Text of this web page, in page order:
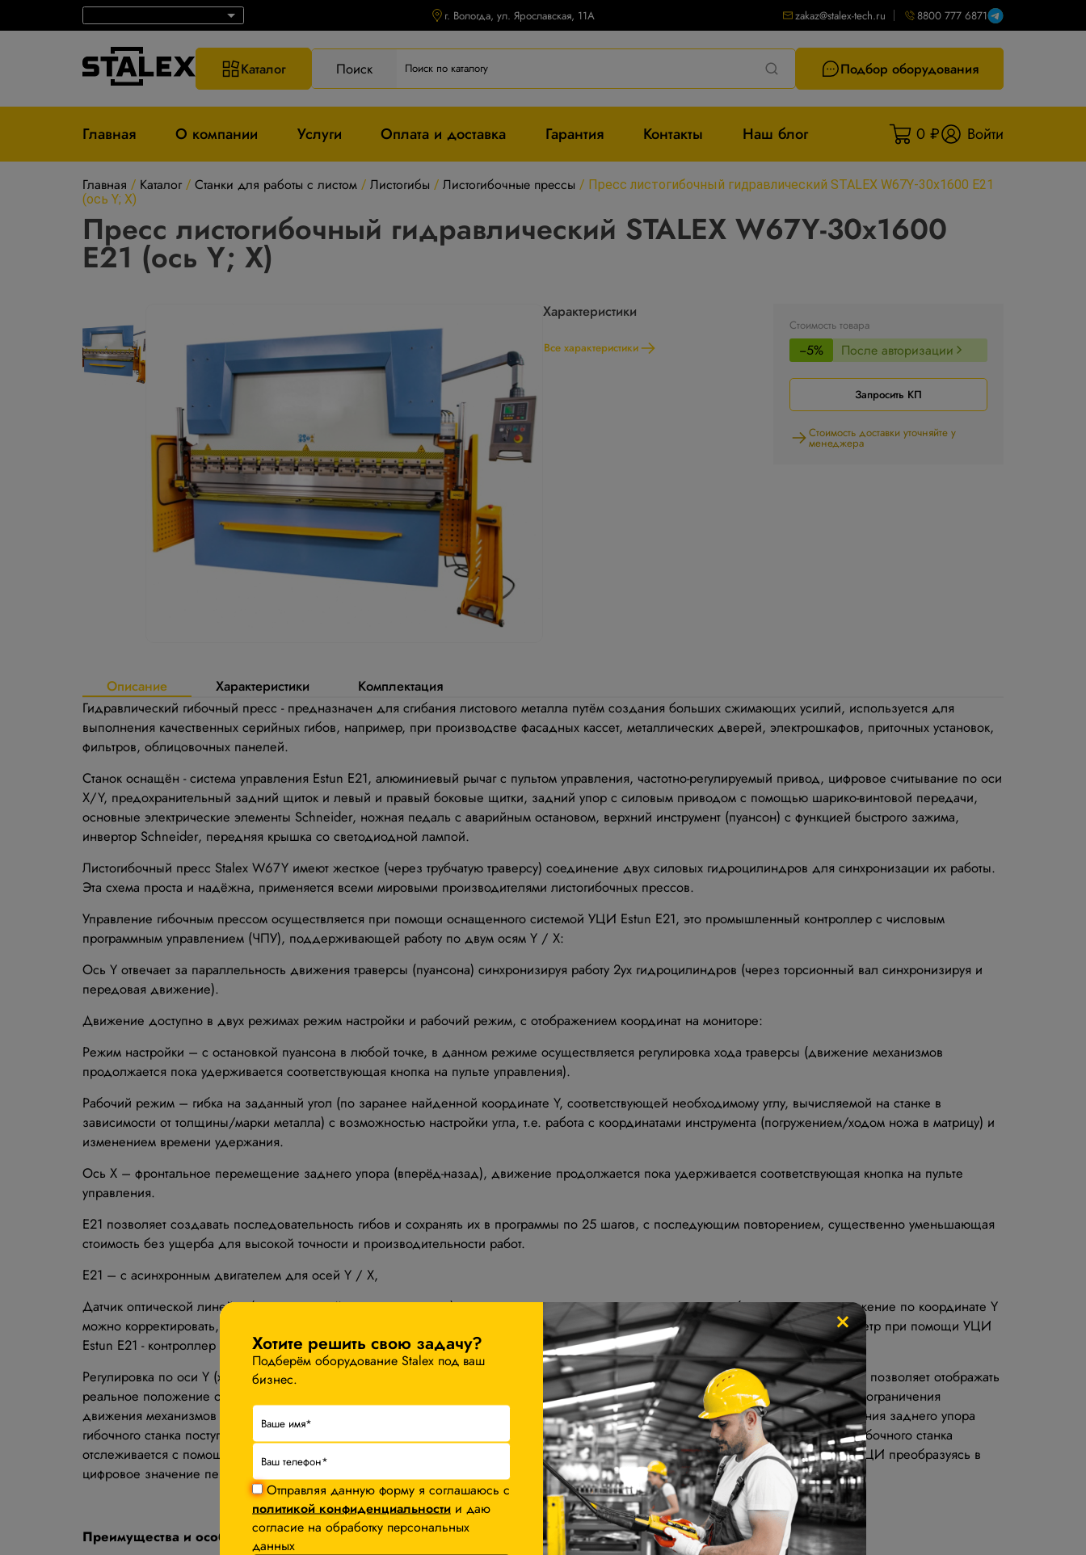
г. Вологда, ул. Ярославская, 11А zakaz@stalex-tech.ru 8800 777 6871
Каталог Поиск Подбор оборудования
Главная О компании Услуги Оплата и доставка Гарантия Контакты Наш блог 0 ₽ Войти
Главная / Каталог / Станки для работы с листом / Листогибы / Листогибочные прессы / Пресс листогибочный гидравлический STALEX W67Y-30x1600 Е21
(ось Y; X)
Пресс листогибочный гидравлический STALEX W67Y-30x1600
Е21 (ось Y; X)
Характеристики
Все характеристики
Стоимость товара
−5% После авторизации
Запросить КП
Стоимость доставки уточняйте у
менеджера
Описание Характеристики
Комплектация
Гидравлический гибочный пресс - предназначен для сгибания листового металла путём создания больших сжимающих усилий, используется для
выполнения качественных серийных гибов, например, при производстве фасадных кассет, металлических дверей, электрошкафов, приточных установок,
фильтров, облицовочных панелей.
Станок оснащён - система управления Estun E21, алюминиевый рычаг с пультом управления, частотно-регулируемый привод, цифровое считывание по оси
X/Y, предохранительный задний щиток и левый и правый боковые щитки, задний упор с силовым приводом с помощью шарико-винтовой передачи,
основные электрические элементы Schneider, ножная педаль с аварийным остановом, верхний инструмент (пуансон) с функцией быстрого зажима,
инвертор Schneider, передняя крышка со светодиодной лампой.
Листогибочный пресс Stalex W67Y имеют жесткое (через трубчатую траверсу) соединение двух силовых гидроцилиндров для синхронизации их работы.
Эта схема проста и надёжна, применяется всеми мировыми производителями листогибочных прессов.
Управление гибочным прессом осуществляется при помощи оснащенного системой УЦИ Estun Е21, это промышленный контроллер с числовым
программным управлением (ЧПУ), поддерживающей работу по двум осям Y / Х:
Ось Y отвечает за параллельность движения траверсы (пуансона) синхронизируя работу 2ух гидроцилиндров (через торсионный вал синхронизируя и
передовая движение).
Движение доступно в двух режимах режим настройки и рабочий режим, с отображением координат на мониторе:
Режим настройки – с остановкой пуансона в любой точке, в данном режиме осуществляется регулировка хода траверсы (движение механизмов
продолжается пока удерживается соответствующая кнопка на пульте управления).
Рабочий режим – гибка на заданный угол (по заранее найденной координате Y, соответствующей необходимому углу, вычисляемой на станке в
зависимости от толщины/марки металла) с возможностью настройки угла, т.е. работа c координатами инструмента (погружением/ходом ножа в матрицу) и
изменением времени удержания.
Ось Х – фронтальное перемещение заднего упора (вперёд-назад), движение продолжается пока удерживается соответствующая кнопка на пульте
управления.
Е21 позволяет создавать последовательность гибов и сохранять их в программы по 25 шагов, с последующим повторением, существенно уменьшающая
стоимость без ущерба для высокой точности и производительности работ.
Е21 – с асинхронным двигателем для осей Y / X,
Датчик оптической линейки (установленной на станине станка) передаёт показания положения вала, при необходимости это положение по координате Y
можно корректировать, регулируя любой из 2ух гидроцилиндров, ослабляя узел и выводя координату в необходимую точку/параметр при помощи УЦИ
Estun Е21 - контроллер с числовым программным управлением (ЧПУ).
Регулировка по оси Y (ход траверсы) и X (ход заднего упора) осуществляется высокоточными двигателями от контроллера. Система позволяет отображать
реальное положение осей станка и избавить оператора от вычислительных ошибок, возможность ввода значения математического ограничения
движения механизмов (задних упоров и траверсы). Значения измеряемых координат отображаются на дисплее. Значение положения заднего упора
гибочного станка поступает с датчика перемещения (энкодера), установленного на приводном винте ШВП. Положение траверсы гибочного станка
отслеживается с помощью оптоэлектронных датчиков оптической линейки, установленной на станине станка (сигнал поступает на УЦИ преобразуясь в
цифровое значение перемещения инструмента).
Преимущества и особенности гидравлического листогиба Stalex W67Y
×
Хотите решить свою задачу?
Подберём оборудование Stalex под ваш
бизнес.
Отправляя данную форму я соглашаюсь с
политикой конфиденциальности и даю
согласие на обработку персональных
данных